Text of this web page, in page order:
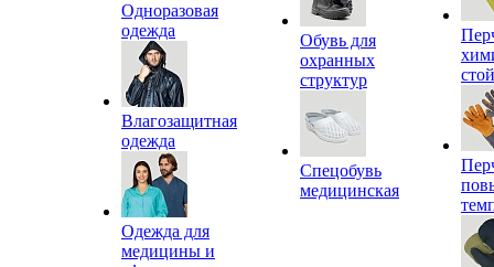
Одноразовая
одежда
Влагозащитная
одежда
Одежда для
медицины и
Обувь для
охранных
структур
Спецобувь
медицинская